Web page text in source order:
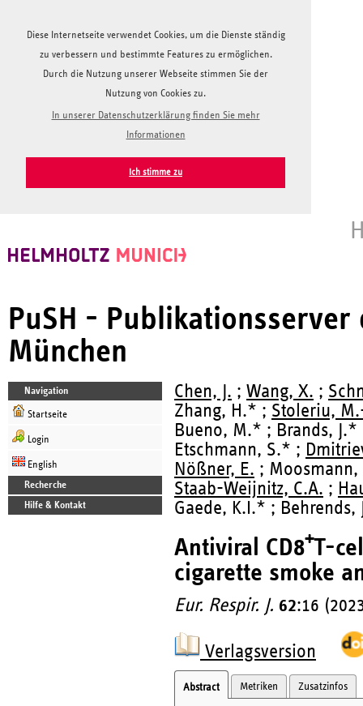
Diese Internetseite verwendet Cookies, um die Dienste ständig
zu verbessern und bestimmte Features zu ermöglichen.
Durch die Nutzung unserer Webseite stimmen Sie der
Nutzung von Cookies zu.
In unserer Datenschutzerklärung finden Sie mehr
Informationen
Ich stimme zu
PuSH -
München
Navigation
Startseite
Login
English
Recherche
Hilfe & Kontakt
Chen, J. ; Wang, X. ;
Zhang, H.* ; Stoleriu,
Bueno, M.* ; Brands,
Etschmann, S.* ;
Nößner, E. ;
Staab-Weijnitz, C.A. ;
Gaede, K.I.* ;
Antiviral CD8+T-
cigarette smoke
Eur. Respir. J. 62:16
Verlagsversion
Abstract Metriken Zusatzinfos